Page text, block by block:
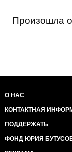
Произошла
О НАС
КОНТАКТНАЯ
ПОДДЕРЖАТЬ
ФОНД ЮРИЯ